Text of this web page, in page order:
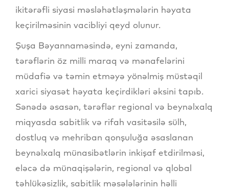
ikitərəfli siyasi məsləhətləşmələrin həyata
keçirilməsinin vacibliyi qeyd olunur.
Şuşa Bəyannaməsində, eyni zamanda,
tərəflərin öz milli maraq və mənafelərini
müdafiə və təmin etməyə yönəlmiş müstəqil
xarici siyasət həyata keçirdikləri əksini tapıb.
Sənədə əsasən, tərəflər regional və beynəlxalq
miqyasda sabitlik və rifah vasitəsilə sülh,
dostluq və mehriban qonşuluğa əsaslanan
beynəlxalq münasibətlərin inkişaf etdirilməsi,
eləcə də münaqişələrin, regional və qlobal
təhlükəsizlik, sabitlik məsələlərinin həlli